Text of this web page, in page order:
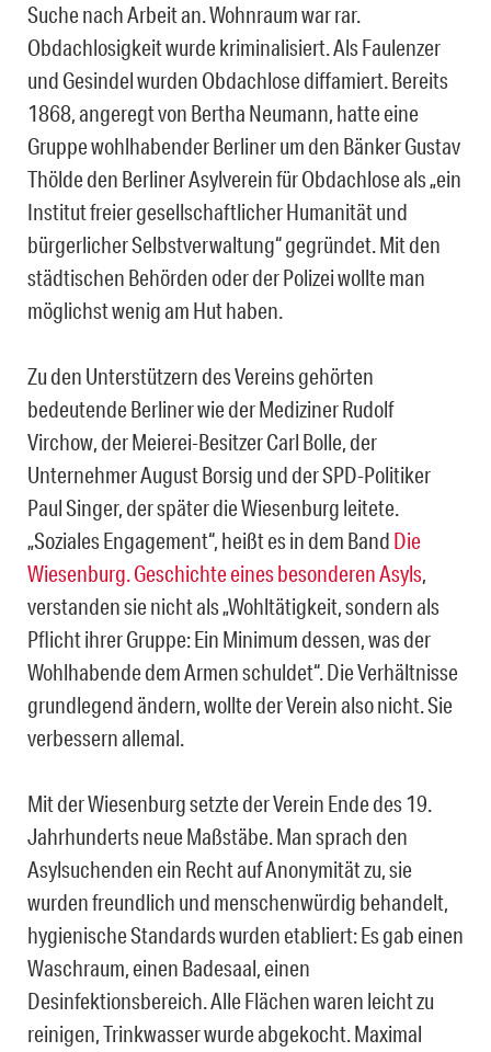
Suche nach Arbeit an. Wohnraum war rar.
Obdachlosigkeit wurde kriminalisiert. Als Faulenzer
und Gesindel wurden Obdachlose diffamiert. Bereits
1868, angeregt von Bertha Neumann, hatte eine
Gruppe wohlhabender Berliner um den Bänker Gustav
Thölde den Berliner Asylverein für Obdachlose als „ein
Institut freier gesellschaftlicher Humanität und
bürgerlicher Selbstverwaltung“ gegründet. Mit den
städtischen Behörden oder der Polizei wollte man
möglichst wenig am Hut haben.
Zu den Unterstützern des Vereins gehörten
bedeutende Berliner wie der Mediziner Rudolf
Virchow, der Meierei-Besitzer Carl Bolle, der
Unternehmer August Borsig und der SPD-Politiker
Paul Singer, der später die Wiesenburg leitete.
„Soziales Engagement“, heißt es in dem Band Die
Wiesenburg. Geschichte eines besonderen Asyls,
verstanden sie nicht als „Wohltätigkeit, sondern als
Pflicht ihrer Gruppe: Ein Minimum dessen, was der
Wohlhabende dem Armen schuldet“. Die Verhältnisse
grundlegend ändern, wollte der Verein also nicht. Sie
verbessern allemal.
Mit der Wiesenburg setzte der Verein Ende des 19.
Jahrhunderts neue Maßstäbe. Man sprach den
Asylsuchenden ein Recht auf Anonymität zu, sie
wurden freundlich und menschenwürdig behandelt,
hygienische Standards wurden etabliert: Es gab einen
Waschraum, einen Badesaal, einen
Desinfektionsbereich. Alle Flächen waren leicht zu
reinigen, Trinkwasser wurde abgekocht. Maximal